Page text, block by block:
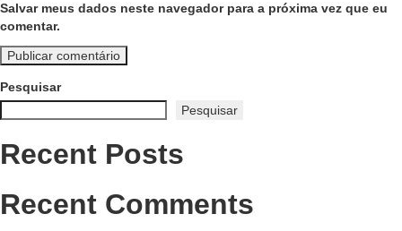
Salvar meus dados neste navegador para a próxima vez que eu
comentar.
Pesquisar
Pesquisar
Recent Posts
Recent Comments